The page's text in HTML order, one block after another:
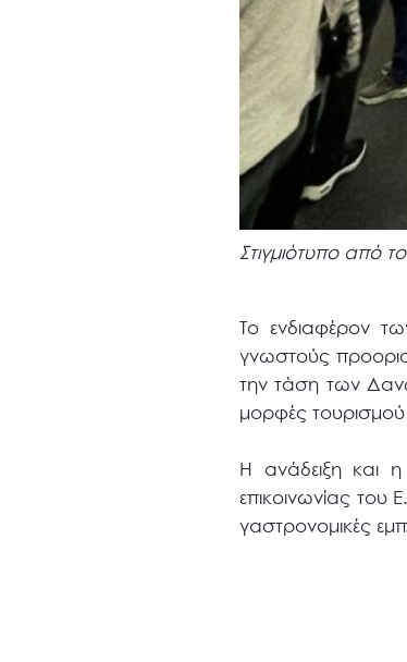
Στιγμιότυπο από
To ενδιαφέρον
γνωστούς
την τάση των
μορφές
Η ανάδειξη και
επικοινωνίας του
γαστρονομικές